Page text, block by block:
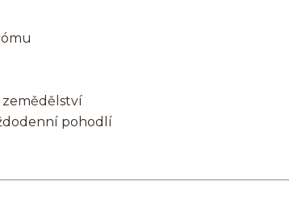
zemědělství
pohodlí